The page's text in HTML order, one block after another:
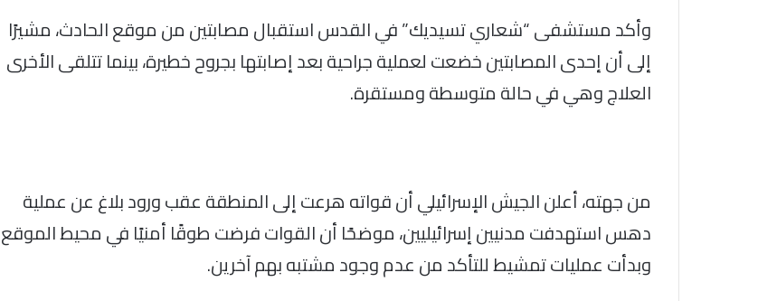
وأكد مستشفى “شعاري تسيديك” في القدس استقبال مصابتين من موقع الحادث، مشيرًا
إلى أن إحدى المصابتين خضعت لعملية جراحية بعد إصابتها بجروح خطيرة، بينما تتلقى الأخرى
العلاج وهي في حالة متوسطة ومستقرة.
من جهته، أعلن الجيش الإسرائيلي أن قواته هرعت إلى المنطقة عقب ورود بلاغ عن عملية
دهس استهدفت مدنيين إسرائيليين، موضحًا أن القوات فرضت طوقًا أمنيًا في محيط الموقع
وبدأت عمليات تمشيط للتأكد من عدم وجود مشتبه بهم آخرين.